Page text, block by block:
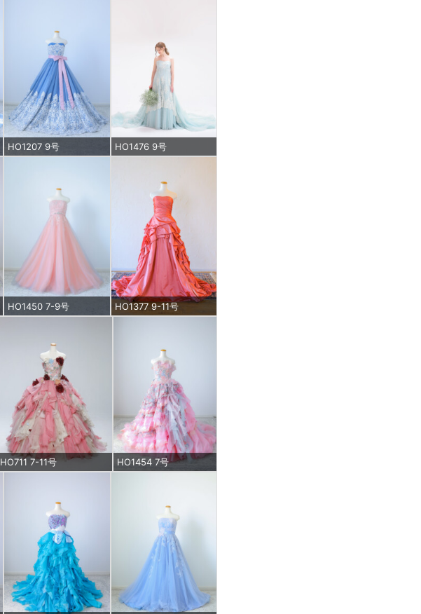
HO1207 9号 HO1476 9号
HO1450 7-9号 HO1377 9-11号
HO711 7-11号 HO1454 7号